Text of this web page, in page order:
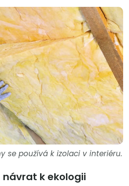
se používá k izolaci v interiéru.
k ekologii